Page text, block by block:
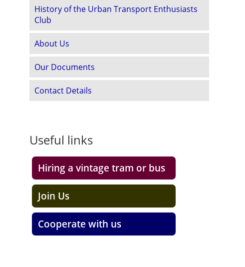
History of the Urban Transport Enthusiasts
Club
About Us
Our Documents
Contact Details
Useful links
Hiring a vintage tram or bus
Join Us
Cooperate with us